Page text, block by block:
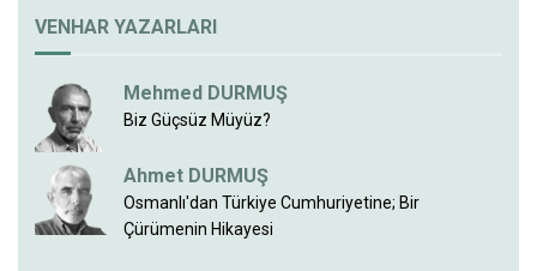
VENHAR YAZARLARI
Mehmed DURMUŞ
Biz Güçsüz Müyüz?
Ahmet DURMUŞ
Osmanlı'dan Türkiye Cumhuriyetine; Bir
Çürümenin Hikayesi